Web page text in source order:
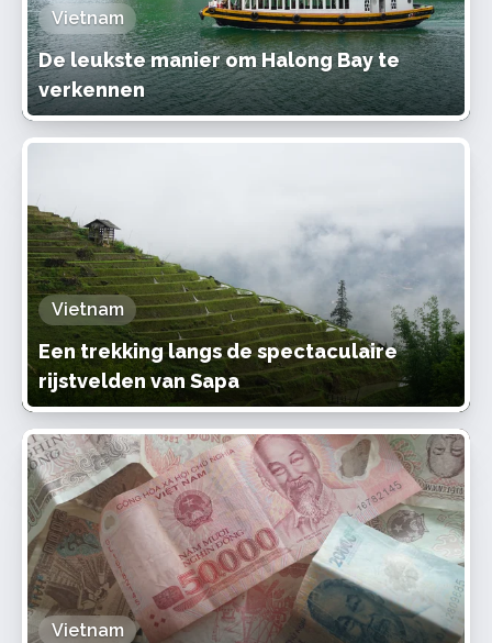
Vietnam
De leukste manier om Halong Bay te
verkennen
Vietnam
Een trekking langs de spectaculaire
rijstvelden van Sapa
Vietnam